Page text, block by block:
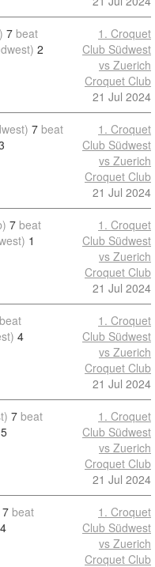
7 beat
2
1. Croquet
Club Südwest
vs Zuerich
Croquet Club
21 Jul 2024
7 beat
1. Croquet
Club Südwest
vs Zuerich
Croquet Club
21 Jul 2024
7 beat
1
1. Croquet
Club Südwest
vs Zuerich
Croquet Club
21 Jul 2024
beat
4
1. Croquet
Club Südwest
vs Zuerich
Croquet Club
21 Jul 2024
7 beat
5
1. Croquet
Club Südwest
vs Zuerich
Croquet Club
21 Jul 2024
7 beat
4
1. Croquet
Club Südwest
vs Zuerich
Croquet Club